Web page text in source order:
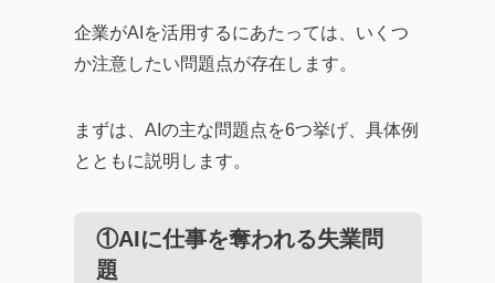
企業がAIを活用するにあたっては、いくつ
か注意したい問題点が存在します。
まずは、AIの主な問題点を6つ挙げ、具体例
とともに説明します。
①AIに仕事を奪われる失業問
題